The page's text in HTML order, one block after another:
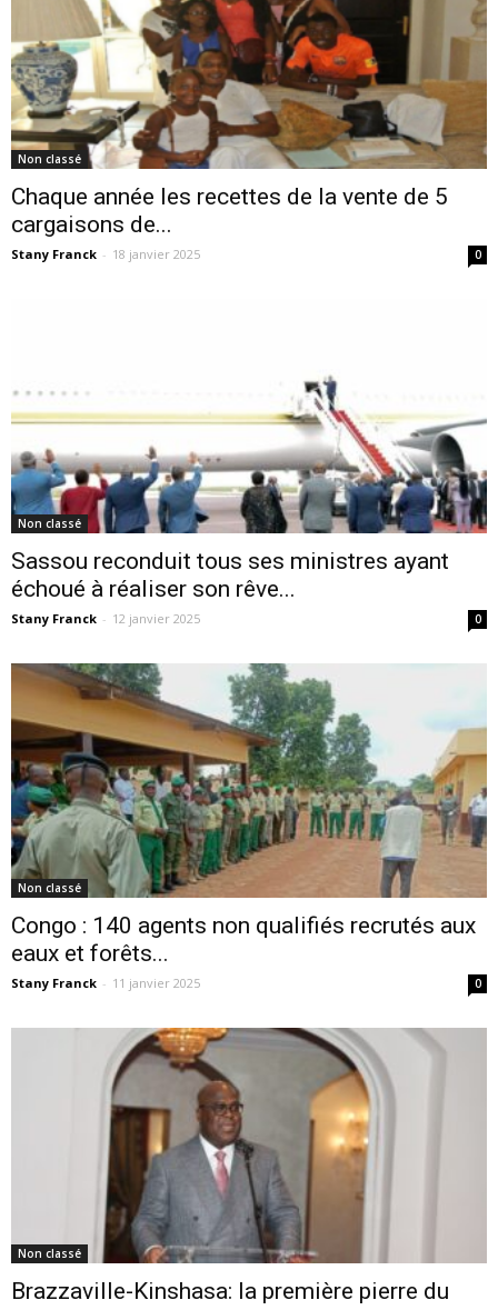
Non classé
Chaque année les recettes de la vente de 5
cargaisons de...
Stany Franck - 18 janvier 2025 0
Non classé
Sassou reconduit tous ses ministres ayant
échoué à réaliser son rêve...
Stany Franck - 12 janvier 2025 0
Non classé
Congo : 140 agents non qualifiés recrutés aux
eaux et forêts...
Stany Franck - 11 janvier 2025 0
Non classé
Brazzaville-Kinshasa: la première pierre du